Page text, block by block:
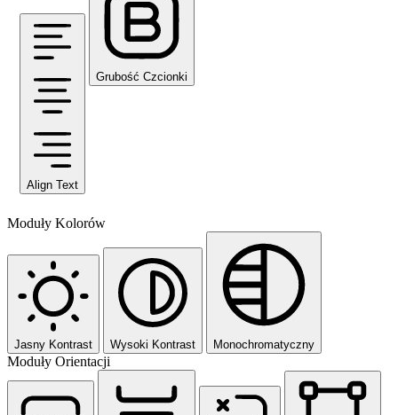
Align Text
Grubość Czcionki
Moduły Kolorów
Jasny Kontrast Wysoki Kontrast Monochromatyczny
Moduły Orientacji